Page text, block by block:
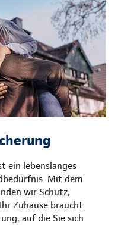
ein lebenslanges
Mit dem
wir Schutz,
Zuhause braucht
auf die Sie sich